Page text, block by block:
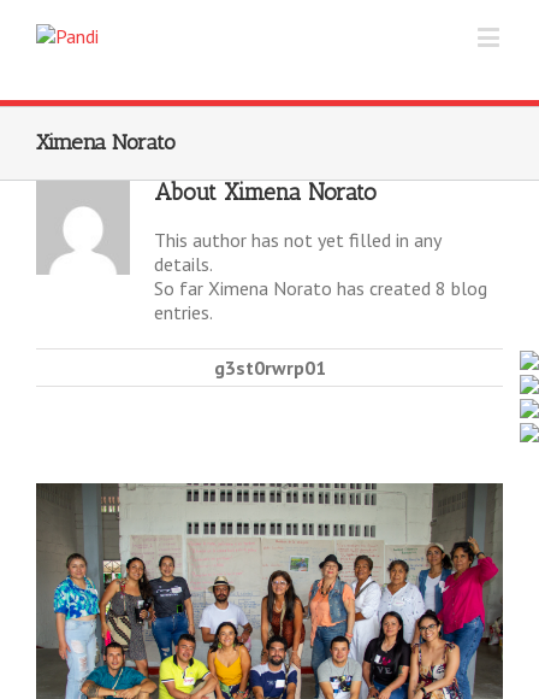
Ximena Norato
About Ximena Norato
This author has not yet filled in any
details.
So far Ximena Norato has created 8 blog
entries.
g3st0rwrp01